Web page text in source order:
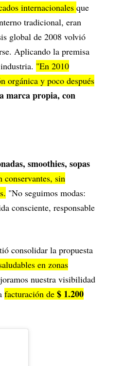
internacionales que
tradicional, eran
global de 2008 volvió
Aplicando la premisa
"En 2010
orgánica y poco después
marca propia, con
smoothies, sopas
conservantes, sin
"No seguimos modas:
consciente, responsable
consolidar la propuesta
en zonas
nuestra visibilidad
facturación de $ 1.200